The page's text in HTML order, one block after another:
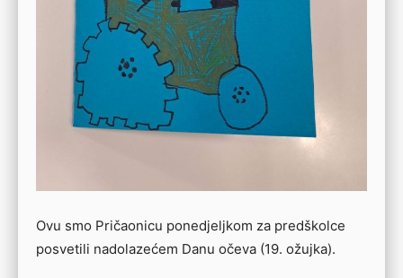
Ovu smo Pričaonicu ponedjeljkom za predškolce
posvetili nadolazećem Danu očeva (19. ožujka).